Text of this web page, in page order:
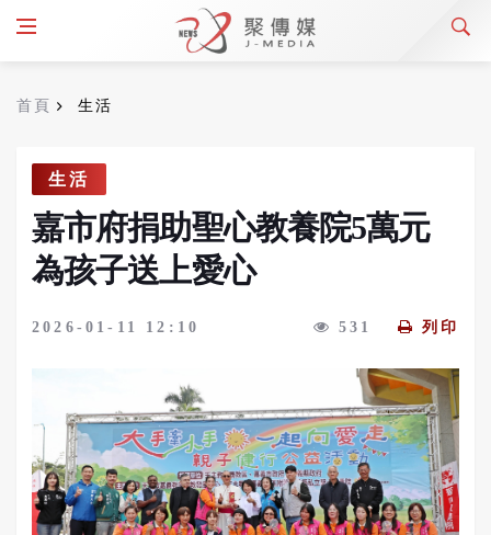
首頁 生活
生活
嘉市府捐助聖心教養院5萬元
為孩子送上愛心
2026-01-11 12:10 531 列印